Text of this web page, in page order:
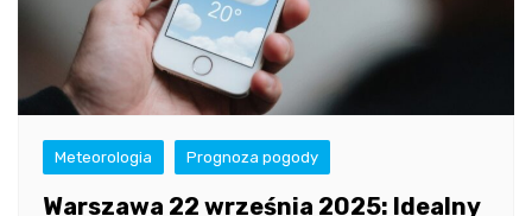
Meteorologia Prognoza pogody
Warszawa 22 września 2025: Idealny